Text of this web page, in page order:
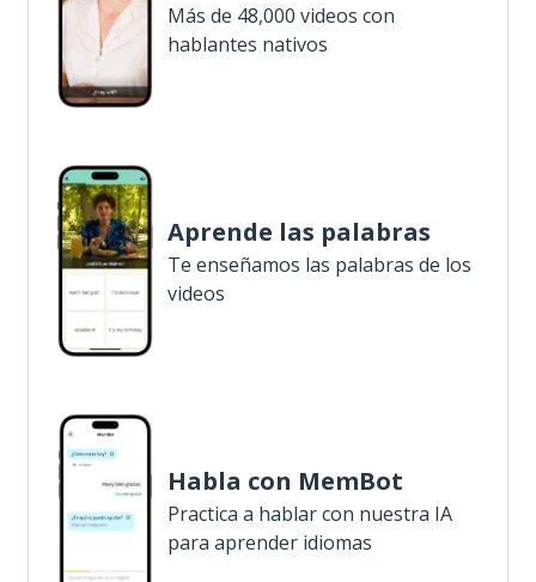
Más de 48,000 videos con
hablantes nativos
Aprende las palabras
Te enseñamos las palabras de los
videos
Habla con MemBot
Practica a hablar con nuestra IA
para aprender idiomas